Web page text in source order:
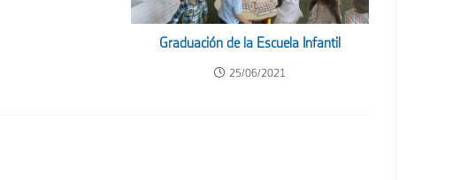
Graduación de la Escuela Infantil
25/06/2021